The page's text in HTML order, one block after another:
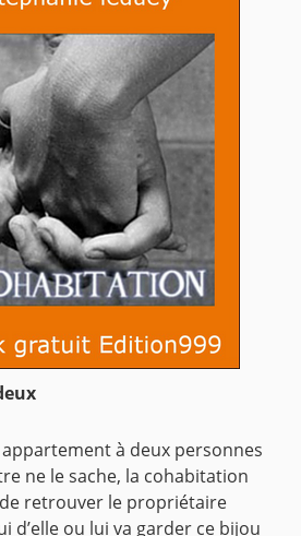
à deux personnes
ne le sache, la cohabitation
retrouver le propriétaire
d’elle ou lui va garder ce bijou